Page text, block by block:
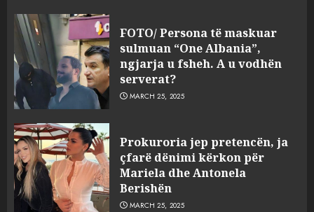
FOTO/ Persona të maskuar
sulmuan “One Albania”,
ngjarja u fsheh. A u vodhën
serverat?
MARCH 25, 2025
Prokuroria jep pretencën, ja
çfarë dënimi kërkon për
Mariela dhe Antonela
Berishën
MARCH 25, 2025